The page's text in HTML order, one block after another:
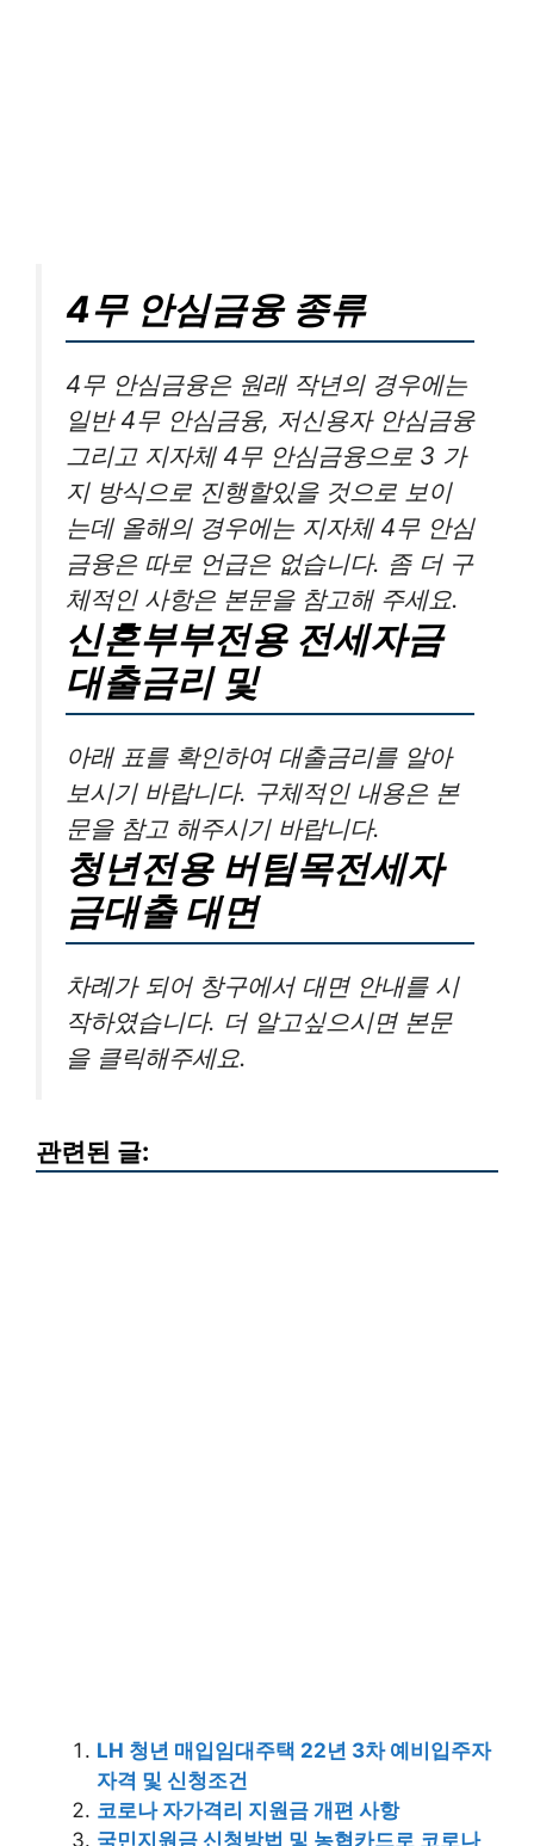
4무 안심금융 종류
4무 안심금융은 원래 작년의 경우에는
일반 4무 안심금융, 저신용자 안심금융
그리고 지자체 4무 안심금융으로 3 가
지 방식으로 진행할있을 것으로 보이
는데 올해의 경우에는 지자체 4무 안심
금융은 따로 언급은 없습니다. 좀 더 구
체적인 사항은 본문을 참고해 주세요.
신혼부부전용 전세자금
대출금리 및
아래 표를 확인하여 대출금리를 알아
보시기 바랍니다. 구체적인 내용은 본
문을 참고 해주시기 바랍니다.
청년전용 버팀목전세자
금대출 대면
차례가 되어 창구에서 대면 안내를 시
작하였습니다. 더 알고싶으시면 본문
을 클릭해주세요.
관련된 글:
LH 청년 매입임대주택 22년 3차 예비입주자
자격 및 신청조건
코로나 자가격리 지원금 개편 사항
국민지원금 신청방법 및 농협카드로 코로나